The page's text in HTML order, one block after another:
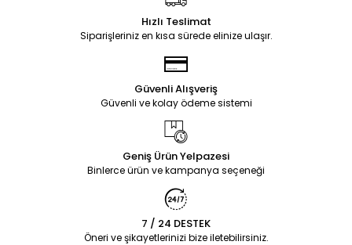
Hızlı Teslimat
Siparişleriniz en kısa sürede elinize ulaşır.
Güvenli Alışveriş
Güvenli ve kolay ödeme sistemi
Geniş Ürün Yelpazesi
Binlerce ürün ve kampanya seçeneği
7 / 24 DESTEK
Öneri ve şikayetlerinizi bize iletebilirsiniz.